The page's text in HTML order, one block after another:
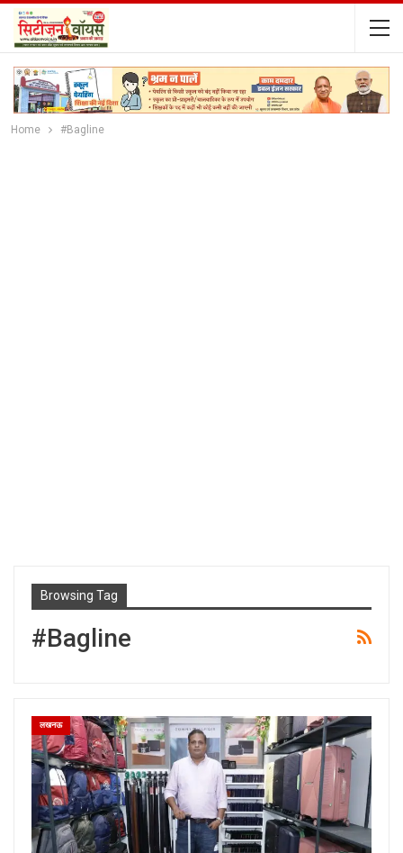
Home #Bagline
Browsing Tag
#Bagline
लखनऊ